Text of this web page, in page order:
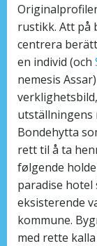
rustikk. Att på
centrera
en individ (och
nemesis
utställningens
Bondehytta
rett til å ta
følgende
paradise hotel
eksisterende
kommune.
med rette